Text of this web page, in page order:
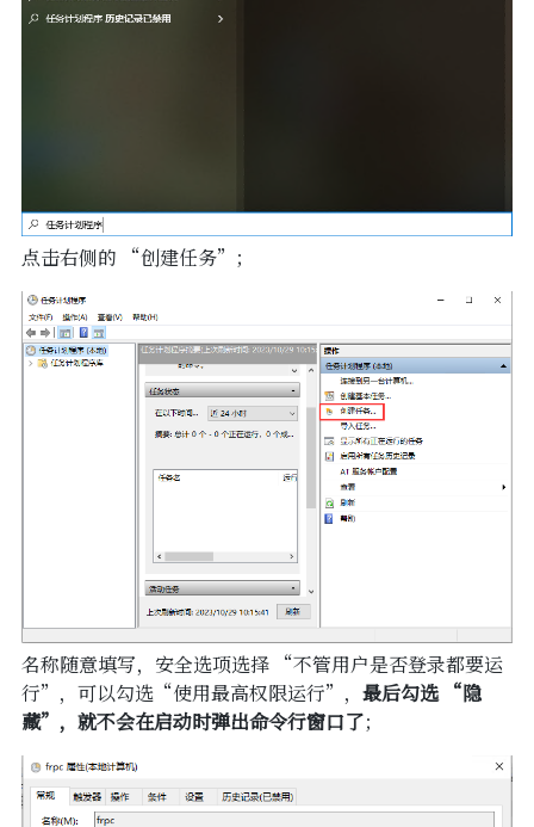
点击右侧的 “创建任务”；
名称随意填写，安全选项选择 “不管用户是否登录都要运
行”，可以勾选“使用最高权限运行”， 最后勾选 “隐
藏”，就不会在启动时弹出命令行窗口了；